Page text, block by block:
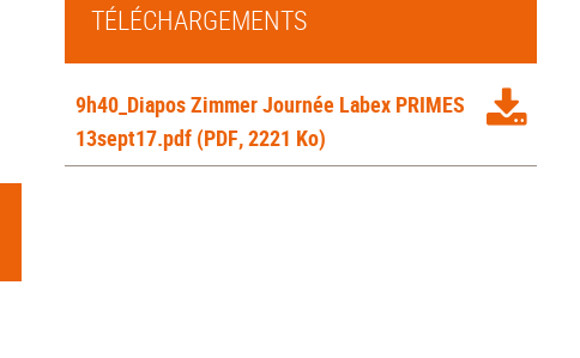
TÉLÉCHARGEMENTS
9h40_Diapos Zimmer Journée Labex PRIMES
13sept17.pdf (PDF, 2221 Ko)